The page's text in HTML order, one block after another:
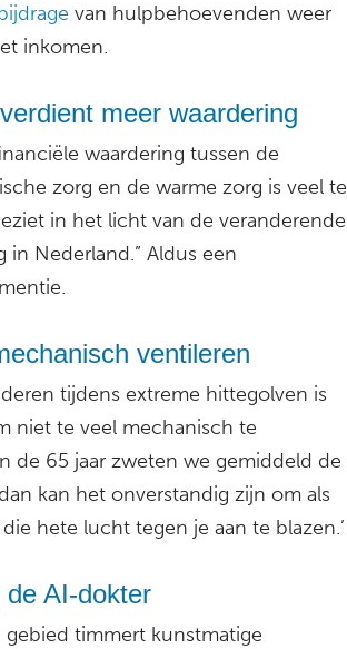
van hulpbehoevenden weer
inkomen.
meer waardering
waardering tussen de
zorg en de warme zorg is veel te
in het licht van de veranderende
in Nederland.” Aldus een
ventileren
tijdens extreme hittegolven is
niet te veel mechanisch te
de 65 jaar zweten we gemiddeld de
kan het onverstandig zijn om als
hete lucht tegen je aan te blazen.’
AI-dokter
timmert kunstmatige